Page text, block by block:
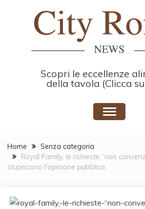
Scopri le eccellenze
della tavola (Clicca
Home
Senza categoria
Royal Family, le richieste “non
stupiscono l'opinione pubblica